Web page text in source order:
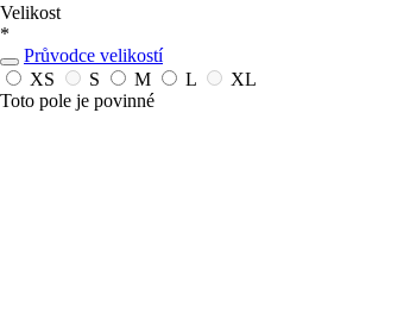
Velikost
*
Průvodce velikostí
XS
S M L
XL
Toto pole je povinné